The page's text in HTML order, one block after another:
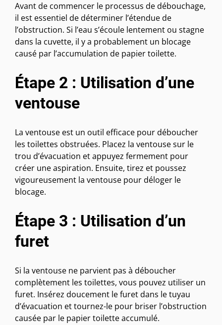
Avant de commencer le processus de débouchage,
il est essentiel de déterminer l’étendue de
l’obstruction. Si l’eau s’écoule lentement ou stagne
dans la cuvette, il y a probablement un blocage
causé par l’accumulation de papier toilette.
Étape 2 : Utilisation d’une
ventouse
La ventouse est un outil efficace pour déboucher
les toilettes obstruées. Placez la ventouse sur le
trou d’évacuation et appuyez fermement pour
créer une aspiration. Ensuite, tirez et poussez
vigoureusement la ventouse pour déloger le
blocage.
Étape 3 : Utilisation d’un
furet
Si la ventouse ne parvient pas à déboucher
complètement les toilettes, vous pouvez utiliser un
furet. Insérez doucement le furet dans le tuyau
d’évacuation et tournez-le pour briser l’obstruction
causée par le papier toilette accumulé.